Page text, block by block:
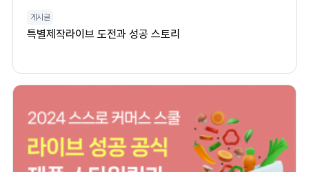
게시글
특별제작라이브 도전과 성공 스토리